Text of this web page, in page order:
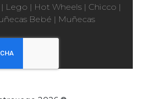
| Lego | Hot Wheels | Chicco |
Bebé | Muñecas